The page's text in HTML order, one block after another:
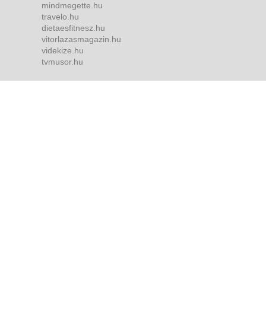
mindmegette.hu
travelo.hu
dietaesfitnesz.hu
vitorlazasmagazin.hu
videkize.hu
tvmusor.hu